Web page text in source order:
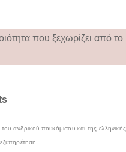
που ξεχωρίζει από το
ανδρικού πουκάμισου και της ελληνικής